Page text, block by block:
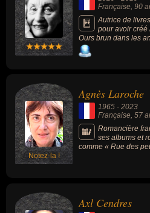
Française , 90
Autrice de
pour avoir créé
Ours brun dans les
aventures étaient
magazine Pomme
Notez-la !
Agnès Laroche
1965 - 2023
Française, 57
Romancière
ses albums et
comme « Rue des
Axl Cendres